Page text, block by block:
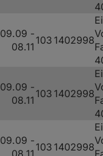
09.09 -
08.11
103 1402998
09.09 -
08.11
103 1402998
09.09 -
103 1402998